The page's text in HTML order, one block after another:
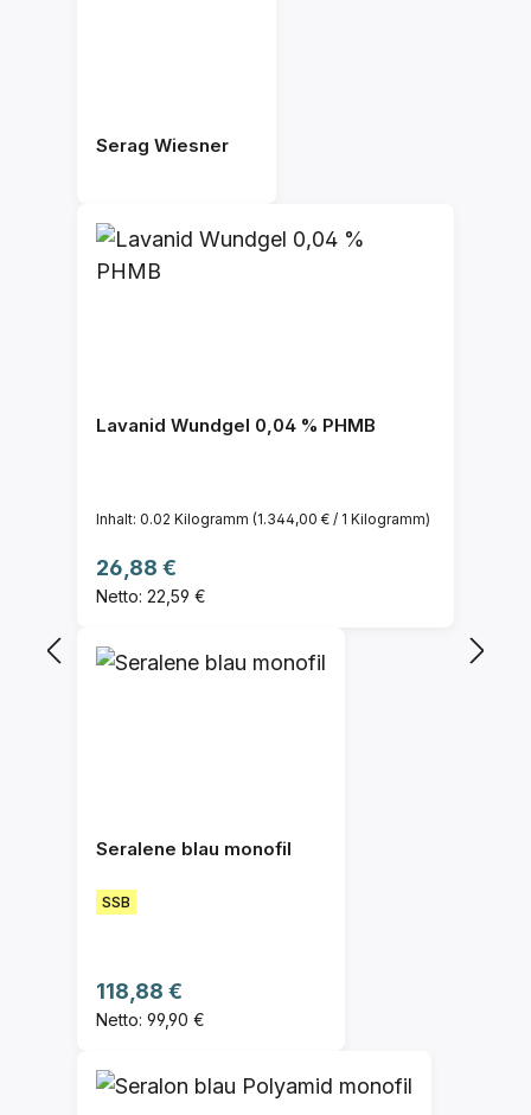
Serag Wiesner
Lavanid Wundgel 0,04 % PHMB
Inhalt: 0.02 Kilogramm (1.344,00 € / 1 Kilogramm)
Regulärer Preis:
26,88 €
Netto: 22,59 €
Seralene blau monofil
SSB
Regulärer Preis:
118,88 €
Netto: 99,90 €